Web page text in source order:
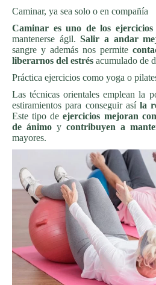
Caminar, ya sea solo o en compañía
Caminar es uno de los ejercicios
mantenerse ágil.Salir a andar
sangre y además nos permite
liberarnos del estrés acumulado de
Práctica ejercicios como yoga o
Las técnicas orientales emplean la
estiramientos para conseguir así la
Este tipo deejercicios mejoran
de ánimo y contribuyen a
mayores.